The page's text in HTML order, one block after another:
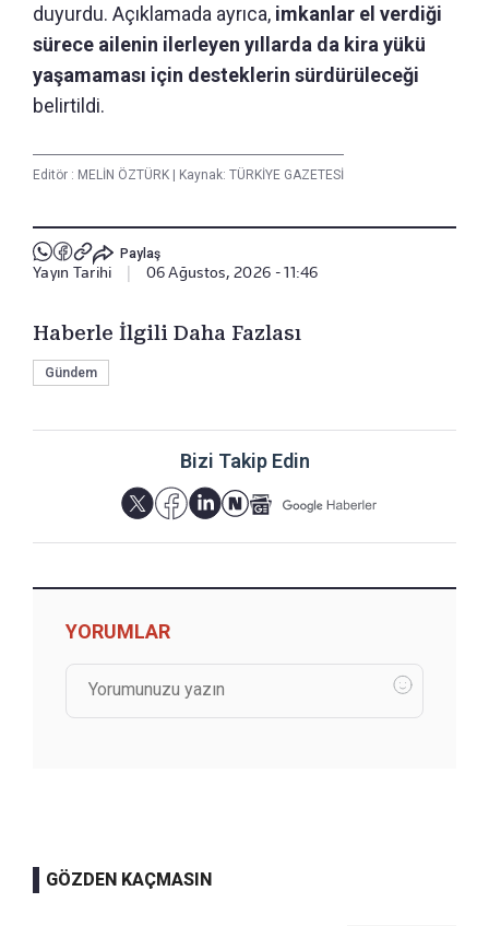
duyurdu. Açıklamada ayrıca, imkanlar el verdiği
sürece ailenin ilerleyen yıllarda da kira yükü
yaşamaması için desteklerin sürdürüleceği
belirtildi.
Editör : MELİN ÖZTÜRK Kaynak: TÜRKİYE GAZETESİ
Paylaş
Yayın Tarihi 06 Ağustos, 2026 - 11:46
Haberle İlgili Daha Fazlası
Gündem
Bizi Takip Edin
YORUMLAR
GÖZDEN KAÇMASIN